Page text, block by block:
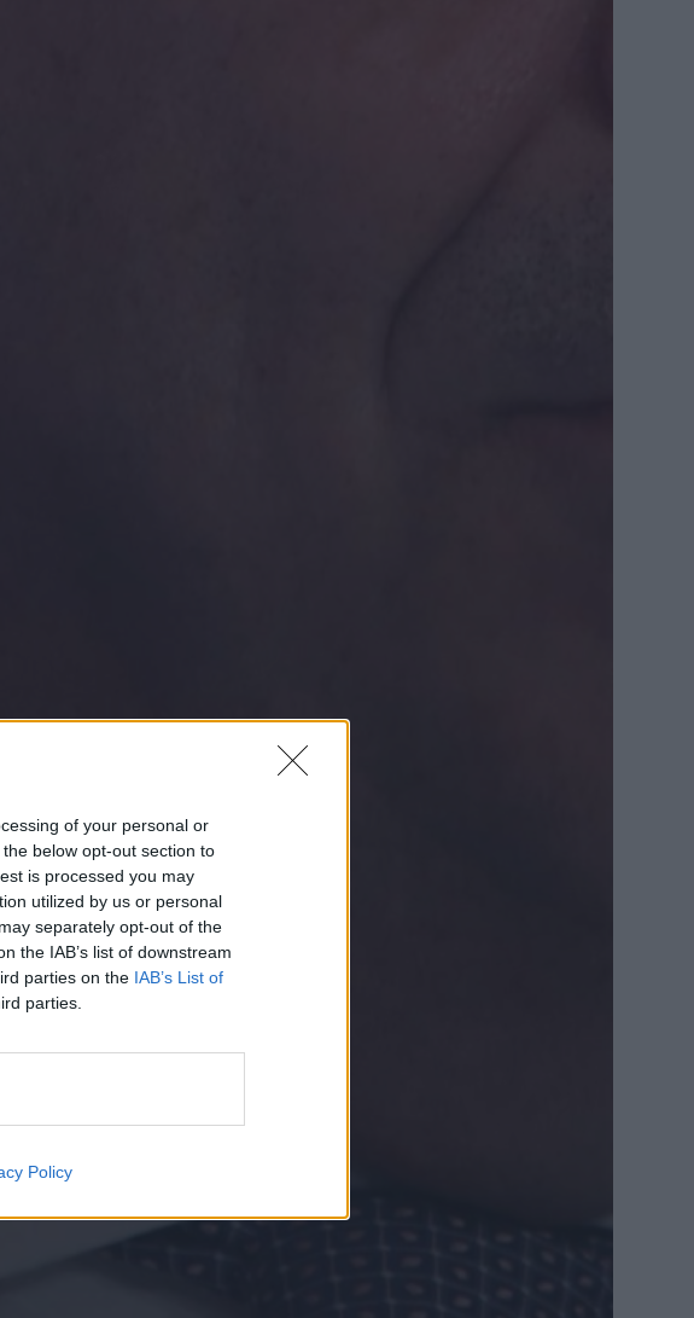
of your personal or
below opt-out section to
is processed you may
utilized by us or personal
separately opt-out of the
the IAB’s list of downstream
parties on the IAB’s List of
parties.
Policy